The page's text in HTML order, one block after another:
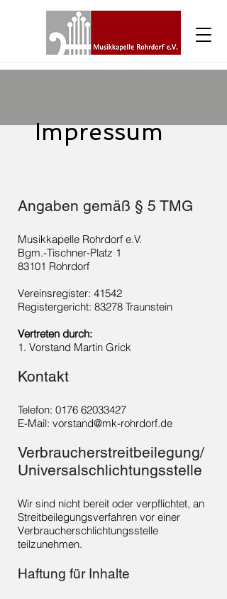
Impressum
Angaben gemäß § 5 TMG
Musikkapelle Rohrdorf e.V.
Bgm.-Tischner-Platz 1
83101 Rohrdorf
Vereinsregister: 41542
Registergericht: 83278 Traunstein
Vertreten durch:
1. Vorstand Martin Grick
Kontakt
Telefon: 0176 62033427
E-Mail: vorstand@mk-rohrdorf.de
Verbraucherstreitbeilegung/
Universalschlichtungsstelle
Wir sind nicht bereit oder verpflichtet, an
Streitbeilegungsverfahren vor einer
Verbraucherschlichtungsstelle
teilzunehmen.
Haftung für Inhalte